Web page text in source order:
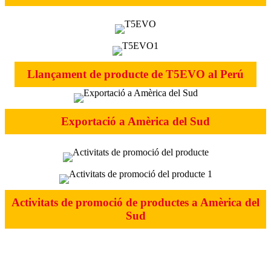
Llançament de producte de T5EVO al Perú
Exportació a Amèrica del Sud
Activitats de promoció de productes a Amèrica del
Sud